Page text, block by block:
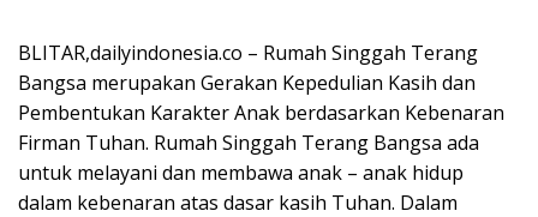
BLITAR,dailyindonesia.co – Rumah Singgah Terang
Bangsa merupakan Gerakan Kepedulian Kasih dan
Pembentukan Karakter Anak berdasarkan Kebenaran
Firman Tuhan. Rumah Singgah Terang Bangsa ada
untuk melayani dan membawa anak – anak hidup
dalam kebenaran atas dasar kasih Tuhan. Dalam